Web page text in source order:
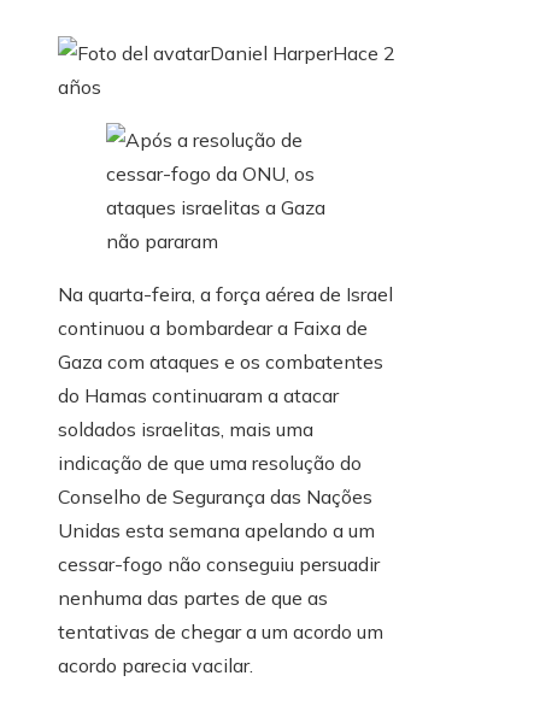
Daniel HarperHace 2
años
Na quarta-feira, a força aérea de Israel
continuou a bombardear a Faixa de
Gaza com ataques e os combatentes
do Hamas continuaram a atacar
soldados israelitas, mais uma
indicação de que uma resolução do
Conselho de Segurança das Nações
Unidas esta semana apelando a um
cessar-fogo não conseguiu persuadir
nenhuma das partes de que as
tentativas de chegar a um acordo um
acordo parecia vacilar.